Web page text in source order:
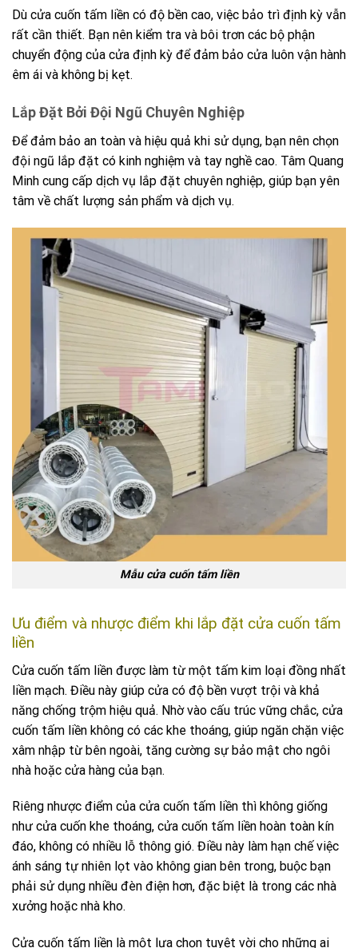
Dù cửa cuốn tấm liền có độ bền cao, việc bảo trì định kỳ vẫn
rất cần thiết. Bạn nên kiểm tra và bôi trơn các bộ phận
chuyển động của cửa định kỳ để đảm bảo cửa luôn vận hành
êm ái và không bị kẹt.
Lắp Đặt Bởi Đội Ngũ Chuyên Nghiệp
Để đảm bảo an toàn và hiệu quả khi sử dụng, bạn nên chọn
đội ngũ lắp đặt có kinh nghiệm và tay nghề cao. Tâm Quang
Minh cung cấp dịch vụ lắp đặt chuyên nghiệp, giúp bạn yên
tâm về chất lượng sản phẩm và dịch vụ.
Mẫu cửa cuốn tấm liền
Ưu điểm và nhược điểm khi lắp đặt cửa cuốn tấm
liền
Cửa cuốn tấm liền được làm từ một tấm kim loại đồng nhất
liền mạch. Điều này giúp cửa có độ bền vượt trội và khả
năng chống trộm hiệu quả. Nhờ vào cấu trúc vững chắc, cửa
cuốn tấm liền không có các khe thoáng, giúp ngăn chặn việc
xâm nhập từ bên ngoài, tăng cường sự bảo mật cho ngôi
nhà hoặc cửa hàng của bạn.
Riêng nhược điểm của cửa cuốn tấm liền thì không giống
như cửa cuốn khe thoáng, cửa cuốn tấm liền hoàn toàn kín
đáo, không có nhiều lỗ thông gió. Điều này làm hạn chế việc
ánh sáng tự nhiên lọt vào không gian bên trong, buộc bạn
phải sử dụng nhiều đèn điện hơn, đặc biệt là trong các nhà
xưởng hoặc nhà kho.
Cửa cuốn tấm liền là một lựa chọn tuyệt vời cho những ai